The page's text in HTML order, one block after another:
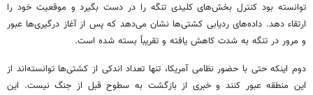
توانسته بود کنترل بخش‌های کلیدی تنگه را در دست بگیرد و موقعیت خود را
ارتقاء دهد. داده‌های ردیابی کشتی‌ها نشان می‌دهد که پس از آغاز درگیری‌ها عبور
و مرور در تنگه به شدت کاهش یافته و تقریباً بسته شده است.
دوم اینکه حتی با حضور نظامی آمریکا، تنها تعداد اندکی از کشتی‌ها توانسته‌اند از
این منطقه عبور کنند و خبری از بازگشت به سطوح قبل از جنگ نیست. این